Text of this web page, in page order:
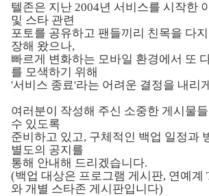
텔존은 지난 2004년 서비스를 시작한
및 스타 관련
포토를 공유하고 팬들끼리 친목을 다
장해 왔으나,
빠르게 변화하는 모바일 환경에서 또
를 모색하기 위해
'서비스 종료'라는 어려운 결정을 내리
여러분이 작성해 주신 소중한 게시물
수 있도록
준비하고 있고, 구체적인 백업 일정과
별도의 공지를
통해 안내해 드리겠습니다.
(백업 대상은 프로그램 게시판, 연예계
와 개별 스타존 게시판입니다)